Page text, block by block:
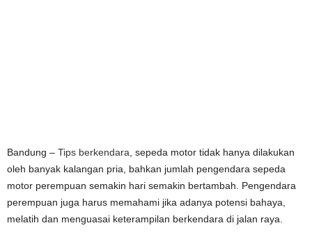
Bandung – Tips berkendara , sepeda motor tidak hanya dilakukan
oleh banyak kalangan pria, bahkan jumlah pengendara sepeda
motor perempuan semakin hari semakin bertambah. Pengendara
perempuan juga harus memahami jika adanya potensi bahaya,
melatih dan menguasai keterampilan berkendara di jalan raya.